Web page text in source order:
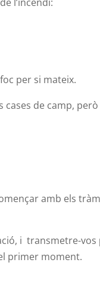
per si mateix.
cases de camp,
amb els
i transmetre-
primer moment.